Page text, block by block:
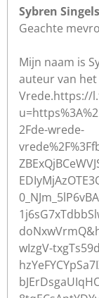
Sybren
Geachte
Mijn naam is
auteur van
Vrede.https://
2Fde-wrede-
wIzgV-